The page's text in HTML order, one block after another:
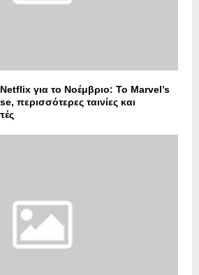
για το Νοέμβριο: Το Marvel’s
περισσότερες ταινίες και